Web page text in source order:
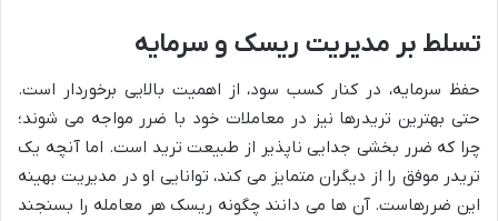
تسلط بر مدیریت ریسک و سرمایه
حفظ سرمایه، در کنار کسب سود، از اهمیت بالایی برخوردار است.
حتی بهترین تریدرها نیز در معاملات خود با ضرر مواجه می شوند؛
چرا که ضرر بخشی جدایی ناپذیر از طبیعت ترید است. اما آنچه یک
تریدر موفق را از دیگران متمایز می کند، توانایی او در مدیریت بهینه
این ضررهاست. آن ها می دانند چگونه ریسک هر معامله را بسنجند